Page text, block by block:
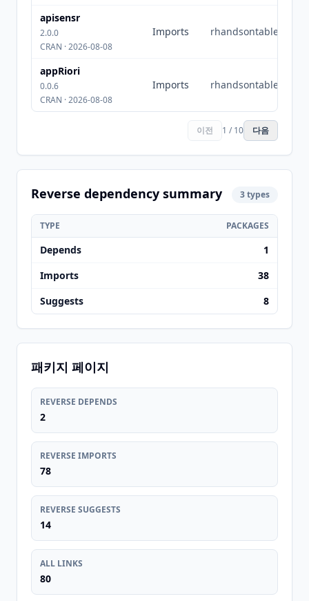
apisensr
2.0.0
CRAN · 2026-08-08
Imports rhandsontable
appRiori
0.0.6
CRAN · 2026-08-08
Imports rhandsontable
이전 1 / 10 다음
Reverse dependency summary 3 types
TYPE PACKAGES
Depends
1
Imports
38
Suggests
8
패키지 페이지
REVERSE DEPENDS
2
REVERSE IMPORTS
78
REVERSE SUGGESTS
14
ALL LINKS
80